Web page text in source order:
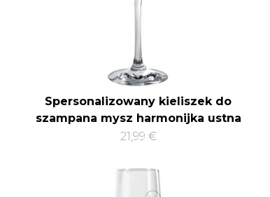
Spersonalizowany kieliszek do
szampana mysz harmonijka ustna
21,99 €